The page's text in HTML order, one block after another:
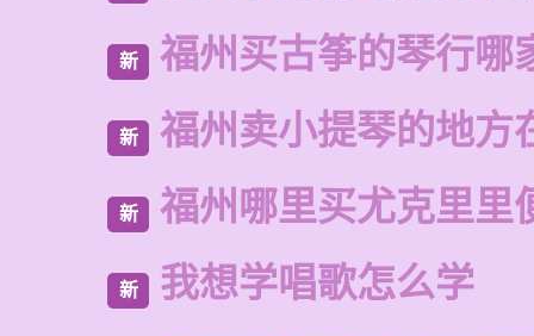
新 福州买古筝的琴行哪
新 福州卖小提琴的地方
新 福州哪里买尤克里里
新 我想学唱歌怎么学